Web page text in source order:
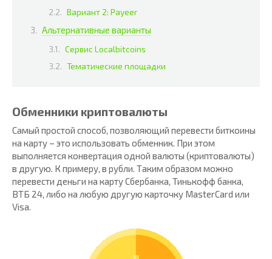
Вариант 2: Payeer
Альтернативные варианты
Сервис Localbitcoins
Тематические площадки
Обменники криптовалюты
Самый простой способ, позволяющий перевести биткоины
на карту – это использовать обменник. При этом
выполняется конвертация одной валюты (криптовалюты)
в другую. К примеру, в рубли. Таким образом можно
перевести деньги на карту Сбербанка, Тинькофф банка,
ВТБ 24, либо на любую другую карточку MasterCard или
Visa.